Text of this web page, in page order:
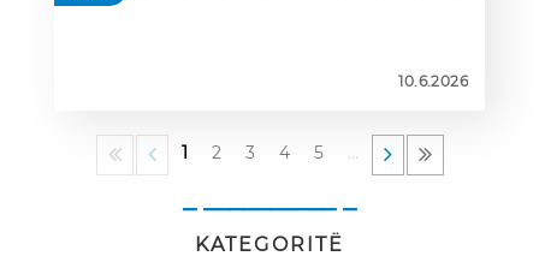
10.6.2026
1 2 3 4 5 …
_ __________ _
KATEGORITË